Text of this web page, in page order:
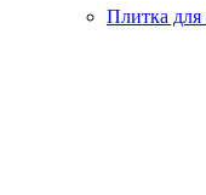
Плитка для